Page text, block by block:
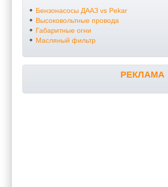
Бензонасосы ДААЗ vs Pekar
Высоковольтные провода
Габаритные огни
Масляный фильтр
РЕКЛАМА